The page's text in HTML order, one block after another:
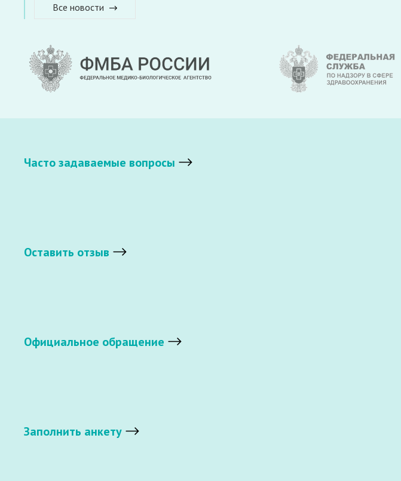
Все новости
Часто задаваемые вопросы
Оставить отзыв
Официальное обращение
Заполнить анкету